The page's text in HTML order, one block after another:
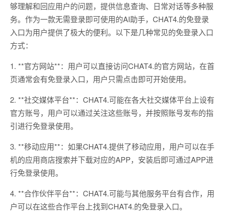
够理解和回应用户的问题，提供信息查询、日常对话等多种服
务。作为一款无需登录即可使用的AI助手，CHAT4.的免登录
入口为用户提供了极大的便利。以下是几种常见的免登录入口
方式：
1. **官方网站**：用户可以直接访问CHAT4.的官方网站，在首
页通常会有免登录入口，用户只需点击即可开始使用。
2. **社交媒体平台**：CHAT4.可能在各大社交媒体平台上设有
官方账号，用户可以通过关注这些账号，并按照账号发布的指
引进行免登录使用。
3. **移动应用**：如果CHAT4.提供了移动应用，用户可以在手
机的应用商店搜索并下载对应的APP，安装后即可通过APP进
行免登录使用。
4. **合作伙伴平台**：CHAT4.可能与其他服务平台有合作，用
户可以在这些合作平台上找到CHAT4.的免登录入口。